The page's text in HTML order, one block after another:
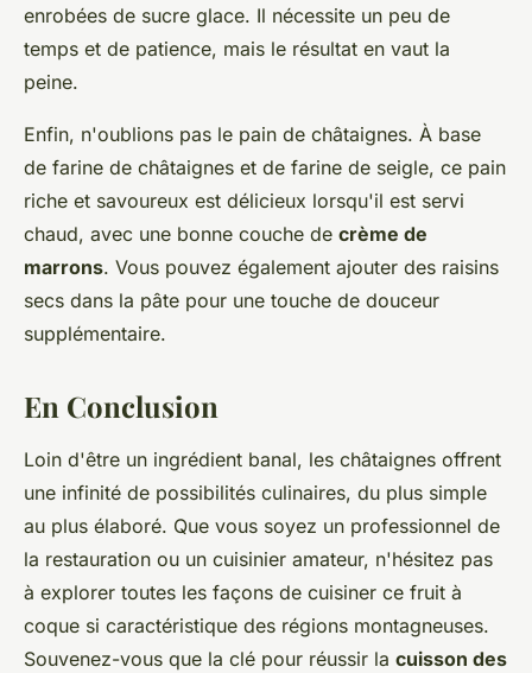
enrobées de sucre glace. Il nécessite un peu de
temps et de patience, mais le résultat en vaut la
peine.
Enfin, n'oublions pas le pain de châtaignes. À base
de farine de châtaignes et de farine de seigle, ce pain
riche et savoureux est délicieux lorsqu'il est servi
chaud, avec une bonne couche de crème de
marrons. Vous pouvez également ajouter des raisins
secs dans la pâte pour une touche de douceur
supplémentaire.
En Conclusion
Loin d'être un ingrédient banal, les châtaignes offrent
une infinité de possibilités culinaires, du plus simple
au plus élaboré. Que vous soyez un professionnel de
la restauration ou un cuisinier amateur, n'hésitez pas
à explorer toutes les façons de cuisiner ce fruit à
coque si caractéristique des régions montagneuses.
Souvenez-vous que la clé pour réussir la cuisson des